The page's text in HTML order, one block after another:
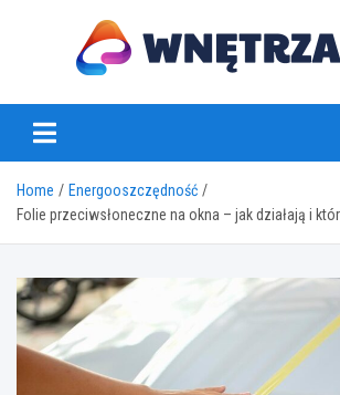
Home
Energooszczędność
Folie przeciwsłoneczne na okna – jak działają i